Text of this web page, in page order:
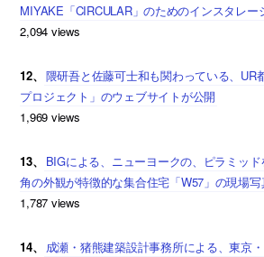
MIYAKE「CIRCULAR」のためのインスタレー
2,094 views
12、 隈研吾と佐藤可士和も関わっている、UR
プロジェクト」のウェブサイトが公開
1,969 views
13、
BIGによる、ニューヨークの、ピラミッ
角の外観が特徴的な集合住宅「W57」の現場写
1,787 views
14、
成瀬・猪熊建築設計事務所による、東京